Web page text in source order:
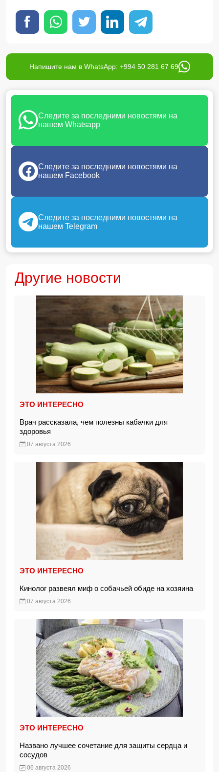
Напишите нам в WhatsApp: +994 50 281 67 69
Следите за последними новостями на
нашем Whatsapp
Следите за последними новостями на
нашем Facebook
Следите за последними новостями на
нашем Telegram
Другие новости
ЭТО ИНТЕРЕСНО
Врач рассказала, чем полезны кабачки для
здоровья
07 августа 2026
ЭТО ИНТЕРЕСНО
Кинолог развеял миф о собачьей обиде на хозяина
07 августа 2026
ЭТО ИНТЕРЕСНО
Названо лучшее сочетание для защиты сердца и
сосудов
06 августа 2026